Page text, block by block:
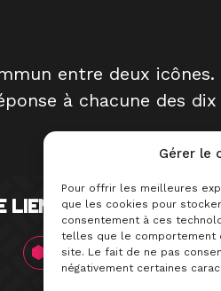
Gérer le
Pour offrir les meilleures
que les cookies pour
consentement à ces
telles que le comportement
site. Le fait de ne pas
négativement certaines
entre deux icônes.
à chacune des dix
LIENS
MYLUDO